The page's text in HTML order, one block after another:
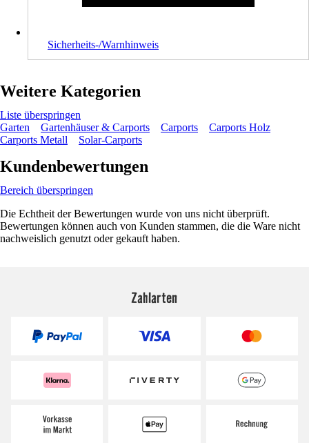
Sicherheits-/Warnhinweis
Weitere Kategorien
Liste überspringen
Garten
Gartenhäuser & Carports Carports
Carports Holz
Carports Metall
Solar-Carports
Kundenbewertungen
Bereich überspringen
Die Echtheit der Bewertungen wurde von uns nicht überprüft.
Bewertungen können auch von Kunden stammen, die die Ware nicht
nachweislich genutzt oder gekauft haben.
Zahlarten